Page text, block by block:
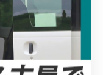
を活用し